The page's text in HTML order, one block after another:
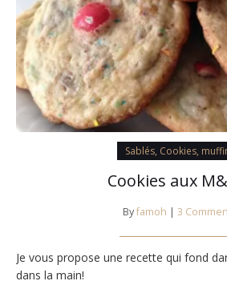
Sablés, Cookies,
Cookies aux
Byfamoh | 3
Je vous propose une recette qui fond
dans la main!